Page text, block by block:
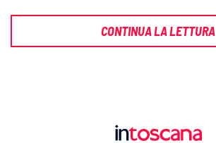
CONTINUA LA LETTURA